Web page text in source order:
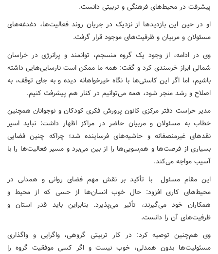
پیشرفت در محیط‌های فرهنگی و تربیتی دانست.
او در حین این بازدیدها از نزدیک در جریان روند فعالیت‌ها، دغدغه‌های
مسئولان و مربیان و ظرفیت‌های موجود قرار گرفت.
وی در ادامه، از وجود یک گروه منسجم، توانمند و پرانرژی در خراسان
شمالی ابراز خرسندی کرد و گفت: همه ما ممکن است نارسایی‌هایی داشته
باشیم، اما اگر این کاستی‌ها با نگاه خیرخواهانه دیده و به جای توقف، به
اصلاح و رشد منجر شود، همه می‌توانیم در کنار هم پیشرفت کنیم.
مدیر حراست دفتر مرکزی کانون پرورش فکری کودکان و نوجوانان همچنین
خطاب به مسئولان و مربیان حاضر در مراکز اظهار داشت: نباید اسیر
نقدهای غیرمنصفانه و حاشیه‌های فرساینده شد؛ چراکه چنین فضایی
بسیاری از فرصت‌ها و هم‌سویی‌ها را از بین می‌برد و مسیر فعالیت‌ها را با
آسیب مواجه می‌کند.
این مقام مسئول با تأکید بر نقش مهم فضای روانی و همدلی در
محیط‌های کاری افزود: حال خوب انسان‌ها از حسی که از محیط و
همکاران خود می‌گیرند، تأثیر می‌پذیرد. بنابراین باید قدر استان و
ظرفیت‌های آن را دانست.
وی هم‌چنین توصیه کرد: در کار تربیتی گروهی، واگرایی و واگذاری
مسئولیت‌ها بدون همدلی، خوب نیست و اگر کسی موفقیت گروه را